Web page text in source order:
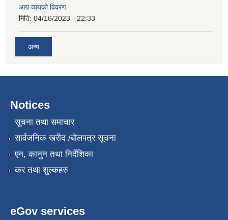
आय व्ययको विवरण
मिति: 04/16/2023 - 22:33
अन्य
Notices
सूचना तथा समाचार
सार्वजनिक खरीद /बोलपत्र सूचना
एन, कानुन तथा निर्देशिका
कर तथा शुल्कहरु
eGov services